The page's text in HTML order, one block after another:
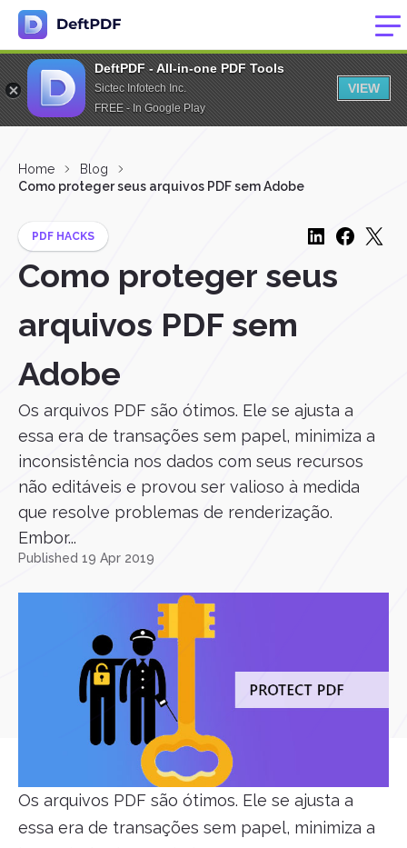
DeftPDF - All-in-one PDF Tools
Sictec Infotech Inc.
FREE - In Google Play
VIEW
Home
Blog
Como proteger seus arquivos PDF sem Adobe
PDF HACKS
Como proteger seus
arquivos PDF sem
Adobe
Os arquivos PDF são ótimos. Ele se ajusta a
essa era de transações sem papel, minimiza a
inconsistência nos dados com seus recursos
não editáveis e provou ser valioso à medida
que resolve problemas de renderização.
Embor...
Published 19 Apr 2019
Os arquivos PDF são ótimos. Ele se ajusta a
essa era de transações sem papel, minimiza a